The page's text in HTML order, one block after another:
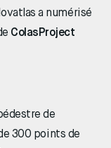
a numérisé
ColasProject
de
300 points de